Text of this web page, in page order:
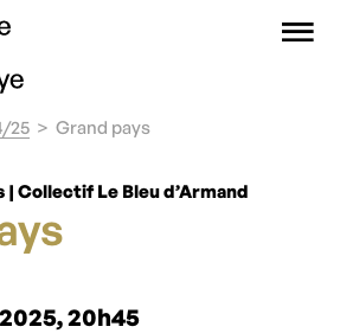
25 Grand pays
| Collectif Le Bleu d’Armand
20h45